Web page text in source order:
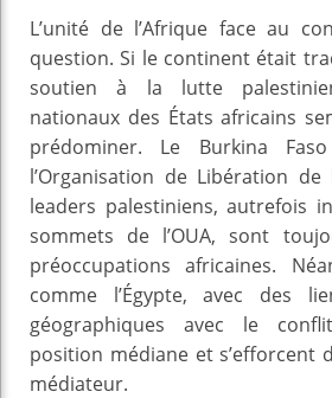
L’unité de l’Afrique face au
question. Si le continent était
soutien à la lutte
nationaux des États africains
prédominer. Le Burkina
l’Organisation de Libération
leaders palestiniens, autrefois
sommets de l’OUA, sont
préoccupations africaines.
comme l’Égypte, avec des
géographiques avec le
position médiane et s’efforcent
médiateur.